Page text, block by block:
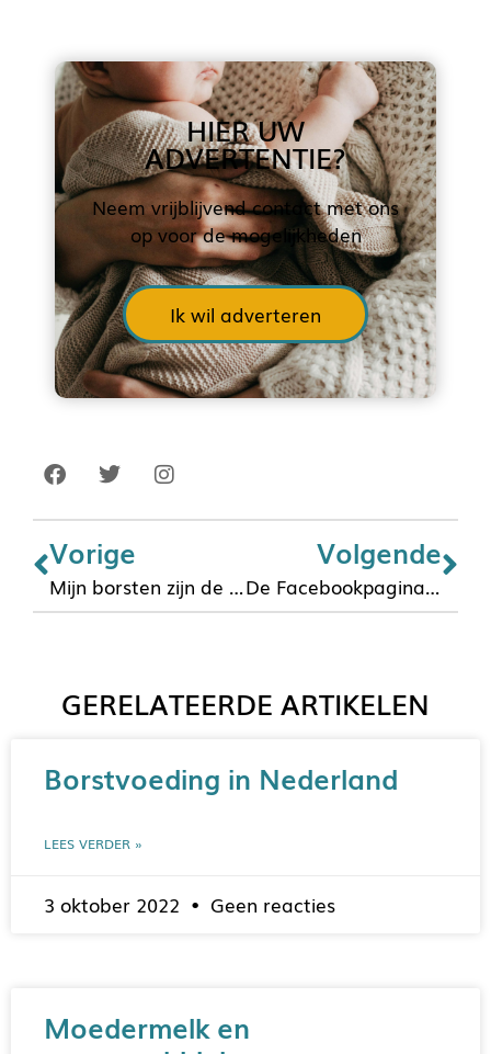
HIER UW
ADVERTENTIE?
Neem vrijblijvend contact met ons
op voor de mogelijkheden
Ik wil adverteren
Vorige
Mijn borsten zijn de allerbeste
Volgende
De Facebookpagina van Kenniscentrum Borstvoeding loslaten
GERELATEERDE ARTIKELEN
Borstvoeding in Nederland
LEES VERDER »
3 oktober 2022 Geen reacties
Moedermelk en